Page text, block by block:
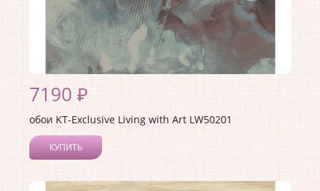
7190 ₽
обои KT-Exclusive Living with Art LW50201
КУПИТЬ
Коллекция:Living with Art